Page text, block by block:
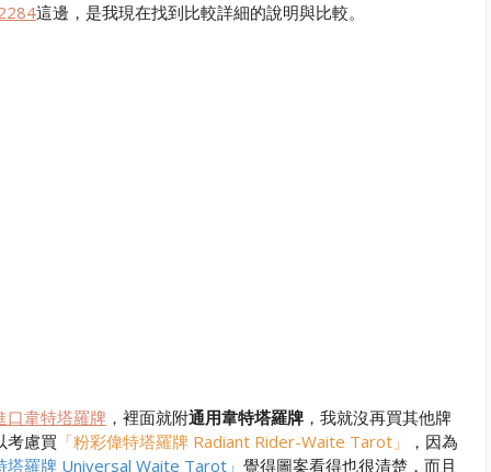
這邊，是我現在找到比較詳細的說明與比較。
口韋特塔羅牌 ，裡面就附通用韋特塔羅牌，我就沒再買其他牌
考慮買 「粉彩偉特塔羅牌 Radiant Rider-Waite Tarot」
，因為
塔羅牌 Universal Waite Tarot」 覺得圖案看得也很清楚，而且